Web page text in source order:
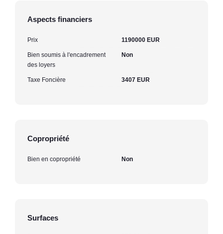
Aspects financiers
Prix 1190000 EUR
Bien soumis à l'encadrement
des loyers
Non
Taxe Foncière 3407 EUR
Copropriété
Bien en copropriété Non
Surfaces